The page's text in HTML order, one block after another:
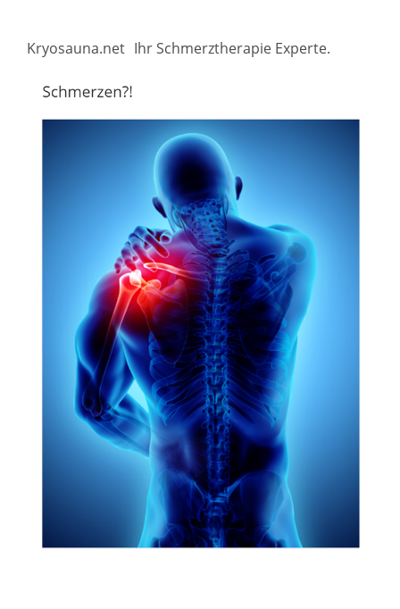
Kryosauna.net Ihr Schmerztherapie Experte.